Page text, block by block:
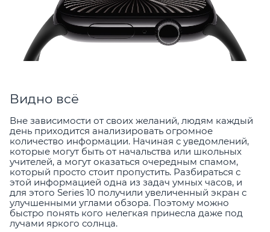
Видно всё
Вне зависимости от своих желаний, людям каждый
день приходится анализировать огромное
количество информации. Начиная с уведомлений,
которые могут быть от начальства или школьных
учителей, а могут оказаться очередным спамом,
который просто стоит пропустить. Разбираться с
этой информацией одна из задач умных часов, и
для этого Series 10 получили увеличенный экран с
улучшенными углами обзора. Поэтому можно
быстро понять кого нелегкая принесла даже под
лучами яркого солнца.